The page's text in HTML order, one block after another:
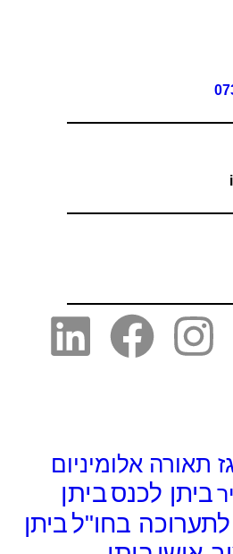
אלומיניום
לכנסביתן
בחו"לביתן